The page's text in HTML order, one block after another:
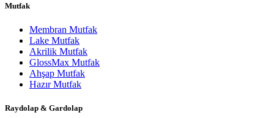
Mutfak
Membran Mutfak
Lake Mutfak
Akrilik Mutfak
GlossMax Mutfak
Ahşap Mutfak
Hazır Mutfak
Raydolap & Gardolap